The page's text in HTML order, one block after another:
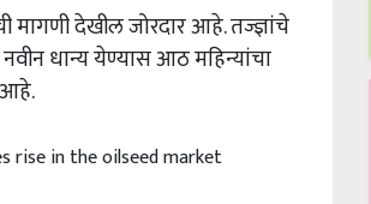
मागणी देखील जोरदार आहे. तज्ज्ञांचे
धान्य येण्यास आठ महिन्यांचा
rise in the oilseed market